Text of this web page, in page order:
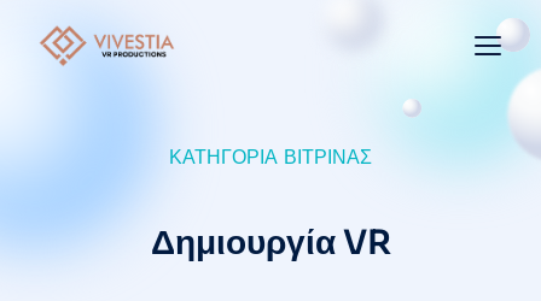
ΚΑΤΗΓΟΡΊΑ ΒΙΤΡΊΝΑΣ
Δημιουργία VR